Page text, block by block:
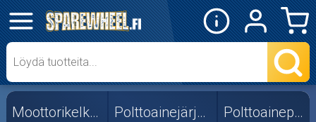
✕
Mopon osat
Skootterin osat
Moottorikelkan osat Polttoainejärjestelmä Polttoainepumput